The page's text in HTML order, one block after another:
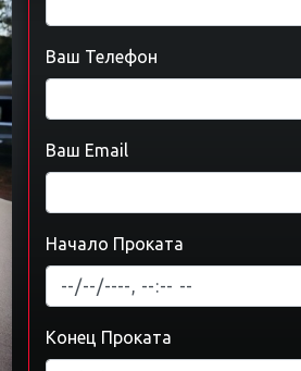
Ваш Телефон
Ваш Email
Начало Проката
Конец Проката